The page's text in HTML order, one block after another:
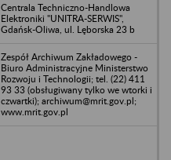
Centrala Techniczno-Handlowa
Elektroniki "UNITRA-SERWIS",
Gdańsk-Oliwa, ul. Lęborska 23 b
Zespół Archiwum Zakładowego -
Biuro Administracyjne Ministerstwo
Rozwoju i Technologii; tel. (22) 411
93 33 (obsługiwany tylko we wtorki i
czwartki); archiwum@mrit.gov.pl;
www.mrit.gov.pl